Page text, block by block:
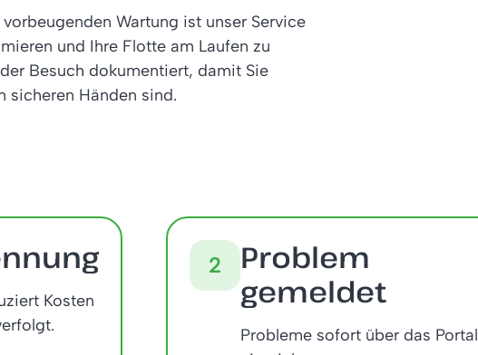
Wartung ist unser Service
und Ihre Flotte am Laufen zu
Besuch dokumentiert, damit Sie
sicheren Händen sind.
Kosten
2
Problem
gemeldet
Probleme sofort über das Portal